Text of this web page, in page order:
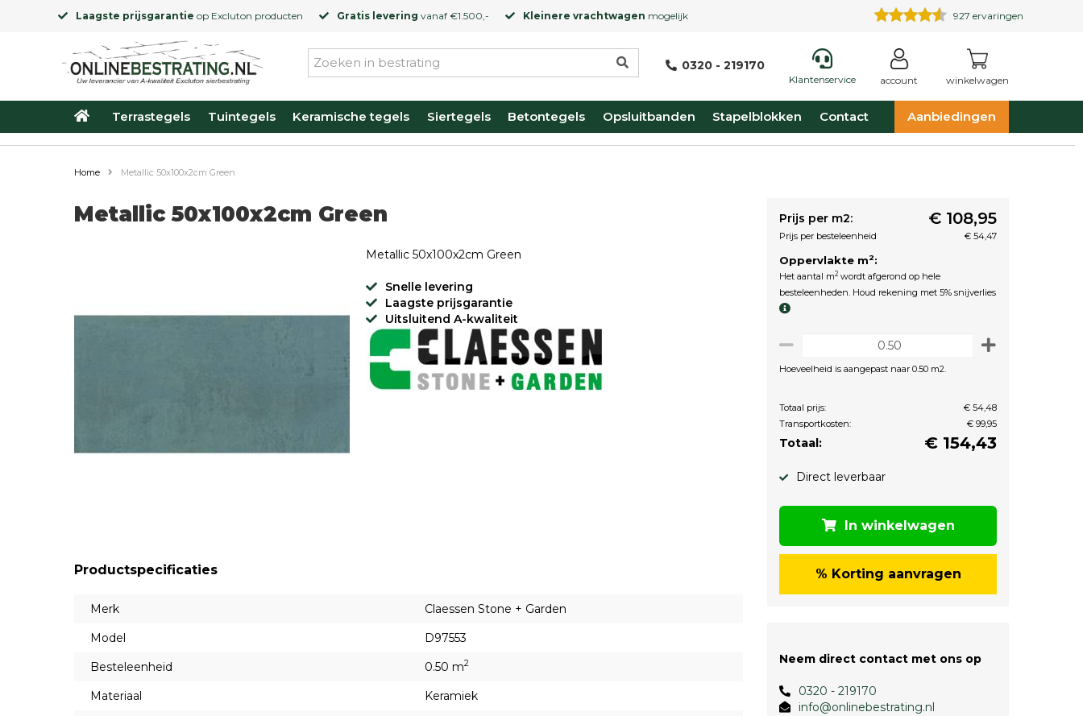
Laagste prijsgarantie op Excluton producten Gratis levering vanaf €1.500,- Kleinere vrachtwagen mogelijk 927 ervaringen
0320 - 219170
Klantenservice account winkelwagen
Terrastegels Tuintegels Keramische tegels Siertegels Betontegels Opsluitbanden Stapelblokken Contact Aanbiedingen
Home Metallic 50x100x2cm Green
Metallic 50x100x2cm Green
Metallic 50x100x2cm Green
Snelle levering
Laagste prijsgarantie
Uitsluitend A-kwaliteit
Productspecificaties
Merk
Claessen Stone + Garden
Model
D97553
Besteleenheid
0.50 m2
Materiaal
Keramiek
Prijs per m2: € 108,95
Prijs per besteleenheid € 54,47
Oppervlakte m2:
Het aantal m2 wordt afgerond op hele
besteleenheden. Houd rekening met 5% snijverlies
Hoeveelheid is aangepast naar 0.50 m2.
Totaal prijs:
€ 54,48
Transportkosten:
€ 99,95
Totaal: € 154,43
Direct leverbaar
In winkelwagen
% Korting aanvragen
Neem direct contact met ons op
0320 - 219170
info@onlinebestrating.nl